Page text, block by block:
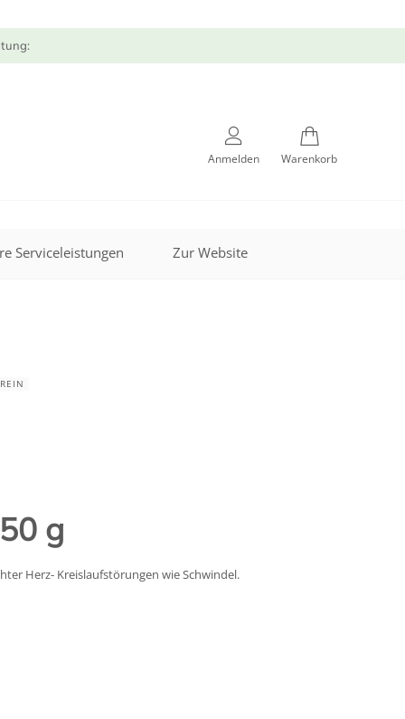
Anmelden Warenkorb
Serviceleistungen Zur Website
g
Herz- Kreislaufstörungen wie Schwindel.